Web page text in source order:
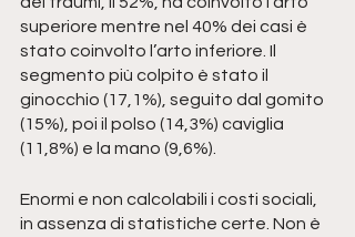
superiore mentre nel 40% dei casi è
stato coinvolto l’arto inferiore. Il
segmento più colpito è stato il
ginocchio (17,1%), seguito dal gomito
(15%), poi il polso (14,3%) caviglia
(11,8%) e la mano (9,6%).
Enormi e non calcolabili i costi sociali,
in assenza di statistiche certe. Non è